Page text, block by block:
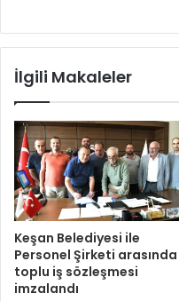
İlgili Makaleler
Keşan Belediyesi ile
Personel Şirketi arasında
toplu iş sözleşmesi
imzalandı